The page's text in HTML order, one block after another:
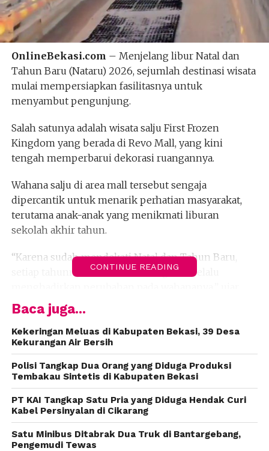
OnlineBekasi.com – Menjelang libur Natal dan
Tahun Baru (Nataru) 2026, sejumlah destinasi wisata
mulai mempersiapkan fasilitasnya untuk
menyambut pengunjung.
Salah satunya adalah wisata salju First Frozen
Kingdom yang berada di Revo Mall, yang kini
tengah memperbarui dekorasi ruangannya.
Wahana salju di area mall tersebut sengaja
dipercantik untuk menarik perhatian masyarakat,
terutama anak-anak yang menikmati liburan
sekolah akhir tahun.
“Karena sudah mendekati Natal dan Tahun Baru,
setiap tahunnya First Frozen Kingdom selalu
Pengelola First Frozen Kingdom, Dieng Kartika Sari,
pada Jumat (28/11/2026).
Tahun ini, wahana salju tersebut mengusung tema
anak-anak.
“Seperti yang terlihat di belakang, kami
menghadirkan momen Christmas dengan berbagai
dekorasi bertema Spongebob,” jelas Dieng.
CONTINUE READING
Baca juga...
Kekeringan Meluas di Kabupaten Bekasi, 39 Desa
Kekurangan Air Bersih
Polisi Tangkap Dua Orang yang Diduga Produksi
Tembakau Sintetis di Kabupaten Bekasi
PT KAI Tangkap Satu Pria yang Diduga Hendak Curi
Kabel Persinyalan di Cikarang
Satu Minibus Ditabrak Dua Truk di Bantargebang,
Pengemudi Tewas